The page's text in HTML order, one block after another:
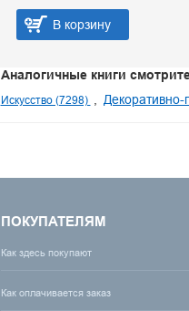
В корзину
Аналогичные книги
Искусство (7298) Декоративно-
ПОКУПАТЕЛЯМ
Как здесь покупают
Как оплачивается заказ